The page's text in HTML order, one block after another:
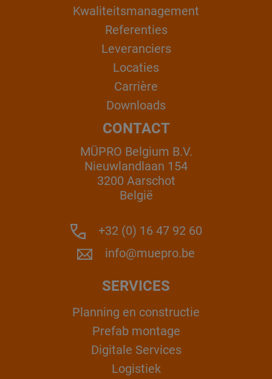
Kwaliteitsmanagement
Referenties
Leveranciers
Locaties
Carrière
Downloads
CONTACT
MÜPRO Belgium B.V.
Nieuwlandlaan 154
3200 Aarschot
België
+32 (0) 16 47 92 60
info@muepro.be
SERVICES
Planning en constructie
Prefab montage
Digitale Services
Logistiek